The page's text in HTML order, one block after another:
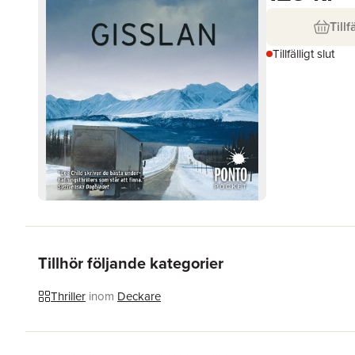
Tillfälligt slut
Tillhör följande kategorier
Thriller inom Deckare